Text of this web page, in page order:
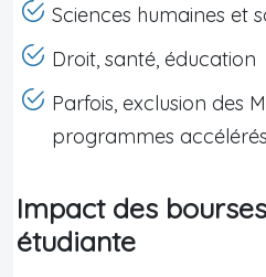
Sciences humaines et
Droit, santé, éducation
Parfois, exclusion des
programmes accélérés
Impact des
étudiante